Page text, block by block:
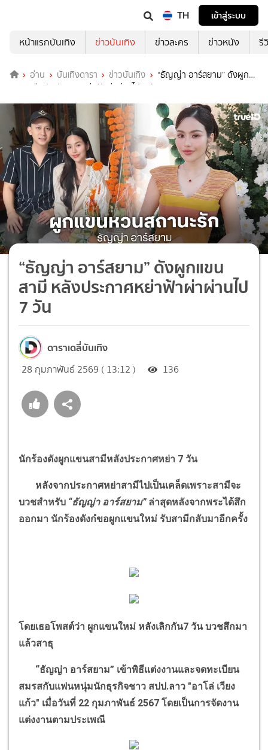
TH
เข้าสู่ระบบ
หน้าแรกบันเทิง
ข่าวบันเทิง ข่าวละคร ข่าวหนัง รี
อ่าน บันเทิงดารา ข่าวบันเทิง
“ธัญญ่า อาร์สยาม” ดังผูก
แขนสามี หลังประกาศหย่าฟ้าผ่าผ่านไป 7 วัน
“ธัญญ่า อาร์สยาม” ดังผูกแขน
สามี หลังประกาศหย่าฟ้าผ่าผ่านไป
7 วัน
ดาราเดลี่บันเทิง
28 กุมภาพันธ์ 2569 ( 13:12 ) 136
นักร้องดังผูกแขนสามีหลังประกาศหย่า 7 วัน
หลังจากประกาศหย่าสามีไปเป็นเคล็ดเพราะสามีจะ
บวชสำหรับ “ธัญญ่า อาร์สยาม” ล่าสุดหลังจากพระได้สึก
ออกมา นักร้องดังกํขอผูกแขนใหม่ รับสามีกลับมาอีกครั้ง
โดยเธอโพสต์ว่า ผูกแขนใหม่ หลังเลิกกัน7 วัน บวชสึกมา
แล้วสาธุ
“ธัญญ่า อาร์สยาม” เข้าพิธีแต่งงานและจดทะเบียน
สมรสกับแฟนหนุ่มนักธุรกิจชาว สปป.ลาว "อาโล่ เวียง
แก้ว" เมื่อวันที่ 22 กุมภาพันธ์ 2567 โดยเป็นการจัดงาน
แต่งงานตามประเพณี